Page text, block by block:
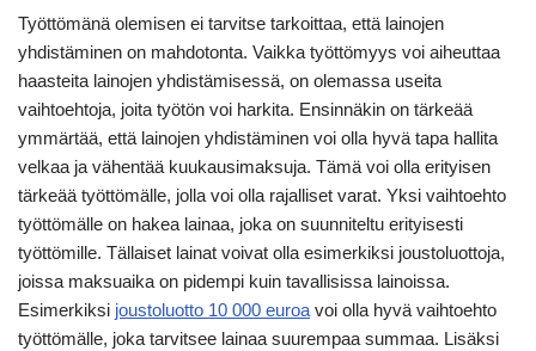
Työttömänä olemisen ei tarvitse tarkoittaa, että lainojen
yhdistäminen on mahdotonta. Vaikka työttömyys voi aiheuttaa
haasteita lainojen yhdistämisessä, on olemassa useita
vaihtoehtoja, joita työtön voi harkita. Ensinnäkin on tärkeää
ymmärtää, että lainojen yhdistäminen voi olla hyvä tapa hallita
velkaa ja vähentää kuukausimaksuja. Tämä voi olla erityisen
tärkeää työttömälle, jolla voi olla rajalliset varat. Yksi vaihtoehto
työttömälle on hakea lainaa, joka on suunniteltu erityisesti
työttömille. Tällaiset lainat voivat olla esimerkiksi joustoluottoja,
joissa maksuaika on pidempi kuin tavallisissa lainoissa.
Esimerkiksi joustoluotto 10 000 euroa voi olla hyvä vaihtoehto
työttömälle, joka tarvitsee lainaa suurempaa summaa. Lisäksi